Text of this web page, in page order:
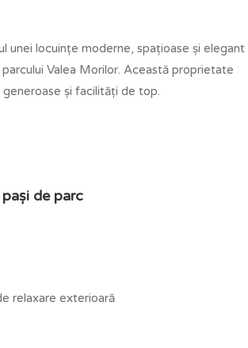
unei locuințe moderne, spațioase și elegant
Valea Morilor. Această proprietate
și facilități de top.
de parc
relaxare exterioară